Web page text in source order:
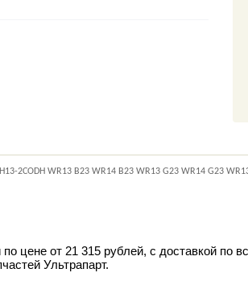
2CODH WR13 B23 WR14 B23 WR13 G23 WR14 G23
от 21 315 рублей, с доставкой по
Ультрапарт.